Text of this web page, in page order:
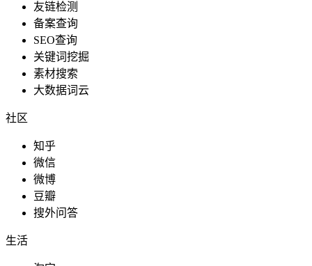
友链检测
备案查询
SEO查询
关键词挖掘
素材搜索
大数据词云
社区
知乎
微信
微博
豆瓣
搜外问答
生活